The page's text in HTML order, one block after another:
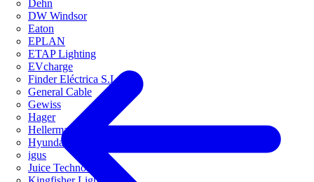
Dehn
DW Windsor
Eaton
EPLAN
ETAP Lighting
EVcharge
Finder Eléctrica S.L.U
General Cable
Gewiss
Hager
HellermannTyton
Hyundai Electric
igus
Juice Technology